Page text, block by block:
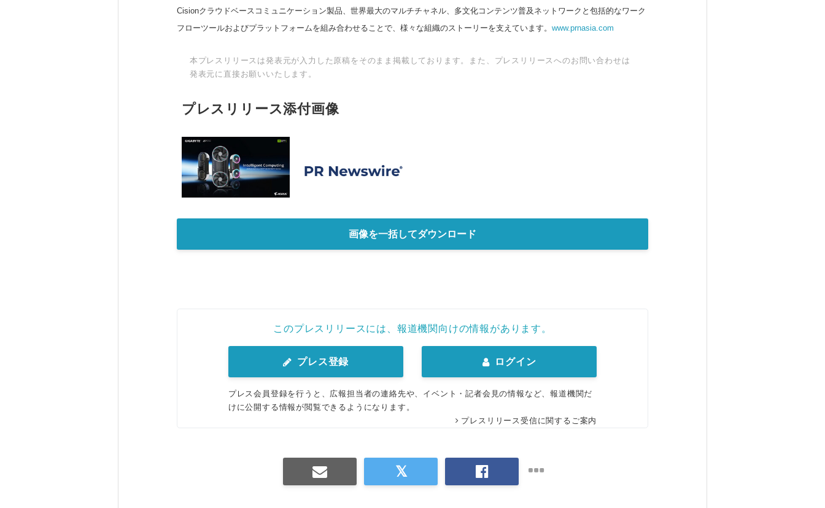
Cisionクラウドベースコミュニケーション製品、世界最大のマルチチャネル、多文化コンテンツ普及ネットワークと包括的なワーク
フローツールおよびプラットフォームを組み合わせることで、様々な組織のストーリーを支えています。 www.prnasia.com
本プレスリリースは発表元が入力した原稿をそのまま掲載しております。また、プレスリリースへのお問い合わせは
発表元に直接お願いいたします。
プレスリリース添付画像
画像を一括してダウンロード
このプレスリリースには、報道機関向けの情報があります。
プレス登録 ログイン
プレス会員登録を行うと、広報担当者の連絡先や、イベント・記者会見の情報など、報道機関だ
けに公開する情報が閲覧できるようになります。
プレスリリース受信に関するご案内
English